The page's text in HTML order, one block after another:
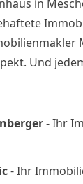
in
Und
- Ihr
- Ihr